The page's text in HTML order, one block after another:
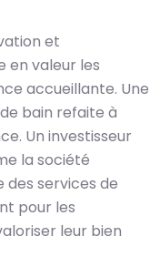
et
en valeur les
accueillante. Une
bain refaite à
Un investisseur
la société
des services de
pour les
leur bien